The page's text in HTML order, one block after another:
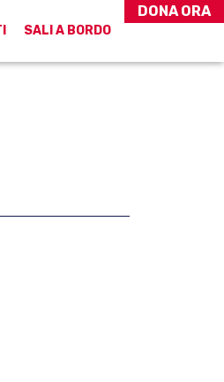
SALI A BORDO
DONA ORA